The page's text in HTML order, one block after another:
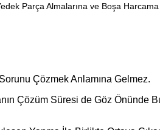
Parça Almalarına ve Boşa Harcama
Çözmek Anlamına Gelmez.
Çözüm Süresi de Göz Önünde